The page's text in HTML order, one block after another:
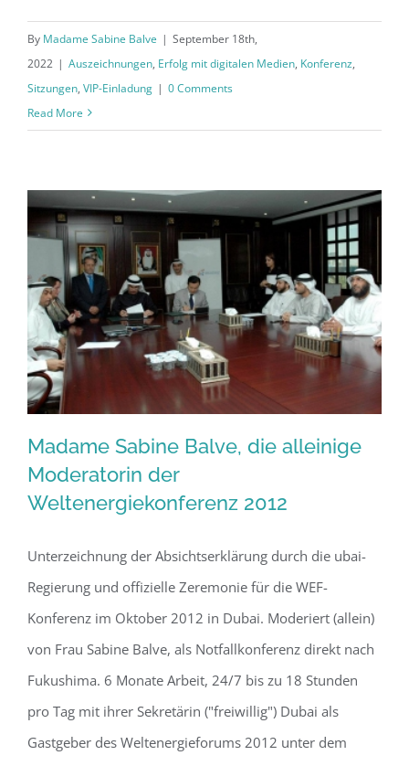
By Madame Sabine Balve | September 18th,
2022 | Auszeichnungen, Erfolg mit digitalen Medien, Konferenz,
Sitzungen, VIP-Einladung | 0 Comments
Read More
Madame Sabine Balve, die alleinige
Moderatorin der
Weltenergiekonferenz 2012
Madame Sabine Balve, die alleinige
Moderatorin der
Weltenergiekonferenz 2012
Unterzeichnung der Absichtserklärung durch die ubai-
Regierung und offizielle Zeremonie für die WEF-
Konferenz im Oktober 2012 in Dubai. Moderiert (allein)
von Frau Sabine Balve, als Notfallkonferenz direkt nach
Fukushima. 6 Monate Arbeit, 24/7 bis zu 18 Stunden
pro Tag mit ihrer Sekretärin ("freiwillig") Dubai als
Gastgeber des Weltenergieforums 2012 unter dem